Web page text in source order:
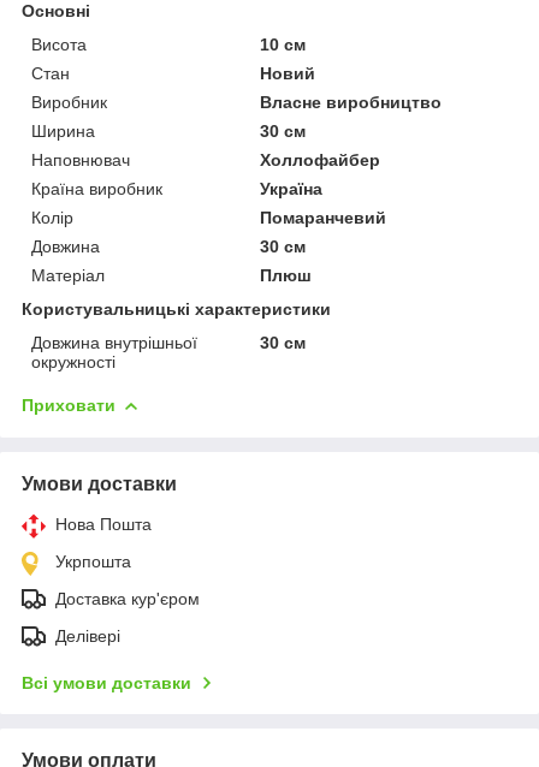
Основні
Висота
10 см
Стан
Новий
Виробник
Власне виробництво
Ширина
30 см
Наповнювач
Холлофайбер
Країна виробник
Україна
Колір
Помаранчевий
Довжина
30 см
Матеріал
Плюш
Користувальницькі характеристики
Довжина внутрішньої
окружності
30 см
Приховати
Умови доставки
Нова Пошта
Укрпошта
Доставка кур'єром
Делівері
Всі умови доставки
Умови оплати